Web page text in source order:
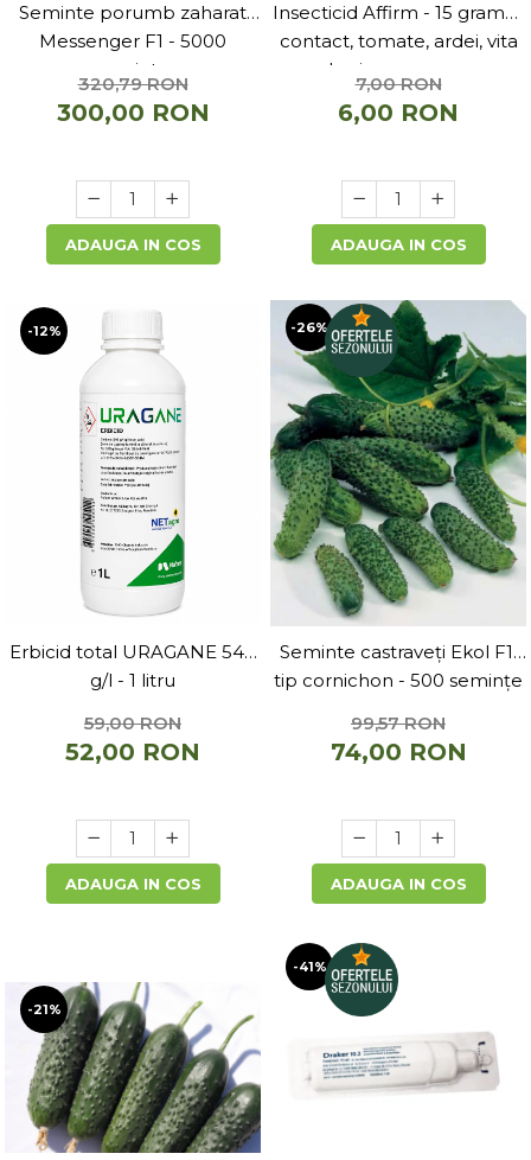
Seminte porumb zaharat
Messenger F1 - 5000
seminte
320,79 RON
300,00 RON
ADAUGA IN COS
Insecticid Affirm - 15 grame ,
contact, tomate, ardei, vita
de vie, varza, mar
7,00 RON
6,00 RON
ADAUGA IN COS
-12%
Erbicid total URAGANE 540
g/l - 1 litru
59,00 RON
52,00 RON
ADAUGA IN COS
-26%
Seminte castraveți Ekol F1,
tip cornichon - 500 semințe
99,57 RON
74,00 RON
ADAUGA IN COS
-21%
-41%